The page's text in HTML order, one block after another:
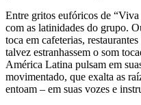
Entre gritos eufóricos de
com as latinidades do grupo.
toca em cafeterias,
talvez estranhassem o som
América Latina pulsam em
movimentado, que exalta as
entoam – em suas vozes e